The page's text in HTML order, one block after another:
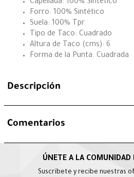
Capellada: 100% Sintético
Forro: 100% Sintético
Suela: 100% Tpr
Tipo de Taco: Cuadrado
Altura de Taco (cms): 6
Forma de la Punta: Cuadrada
Descripción
Comentarios
Suscríbete y recibe nuestras